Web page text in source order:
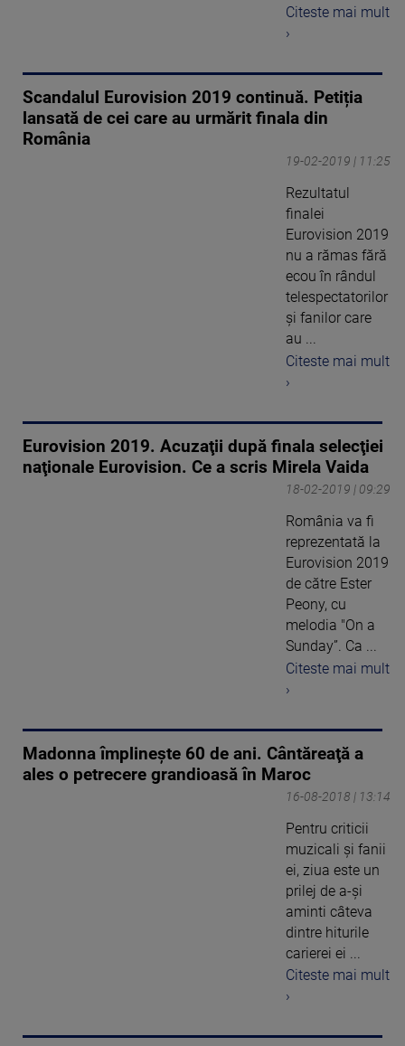
Citeste mai mult
›
Scandalul Eurovision 2019 continuă. Petiția
lansată de cei care au urmărit finala din
România
19-02-2019 | 11:25
Rezultatul
finalei
Eurovision 2019
nu a rămas fără
ecou în rândul
telespectatorilor
și fanilor care
au ...
Citeste mai mult
›
Eurovision 2019. Acuzaţii după finala selecţiei
naţionale Eurovision. Ce a scris Mirela Vaida
18-02-2019 | 09:29
România va fi
reprezentată la
Eurovision 2019
de către Ester
Peony, cu
melodia "On a
Sunday”. Ca ...
Citeste mai mult
›
Madonna împlineşte 60 de ani. Cântăreaţă a
ales o petrecere grandioasă în Maroc
16-08-2018 | 13:14
Pentru criticii
muzicali şi fanii
ei, ziua este un
prilej de a-şi
aminti câteva
dintre hiturile
carierei ei ...
Citeste mai mult
›